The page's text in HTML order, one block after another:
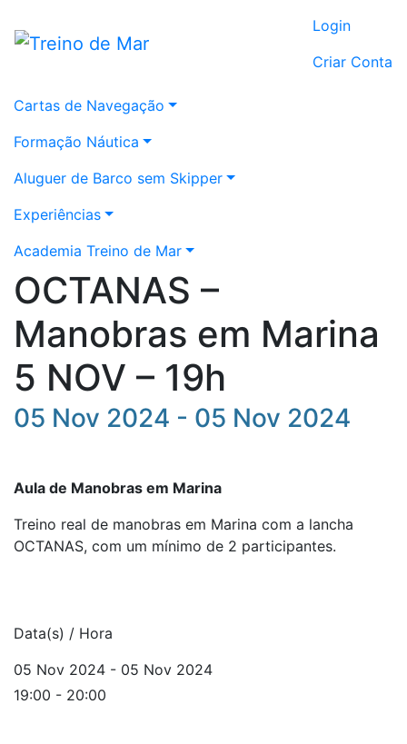
Login
Criar Conta
Cartas de Navegação
Formação Náutica
Aluguer de Barco sem Skipper
Experiências
Academia Treino de Mar
OCTANAS –
Manobras em Marina
5 NOV – 19h
05 Nov 2024 - 05 Nov 2024
Aula de Manobras em Marina
Treino real de manobras em Marina com a lancha
OCTANAS, com um mínimo de 2 participantes.
Data(s) / Hora
05 Nov 2024 - 05 Nov 2024
19:00 - 20:00